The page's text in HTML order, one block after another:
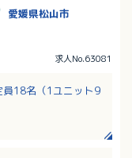
愛媛県松山市
求人No.63081
員18名（1ユニット9